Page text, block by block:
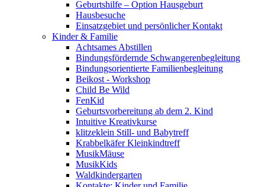
Geburtshilfe – Option Hausgeburt
Hausbesuche
Einsatzgebiet und persönlicher Kontakt
Kinder & Familie
Achtsames Abstillen
Bindungsfördernde Schwangerenbegleitung
Bindungsorientierte Familienbegleitung
Beikost - Workshop
Child Be Wild
FenKid
Geburtsvorbereitung ab dem 2. Kind
Intuitive Kreativkurse
klitzeklein Still- und Babytreff
Krabbelkäfer Kleinkindtreff
MusikMäuse
MusikKids
Waldkindergarten